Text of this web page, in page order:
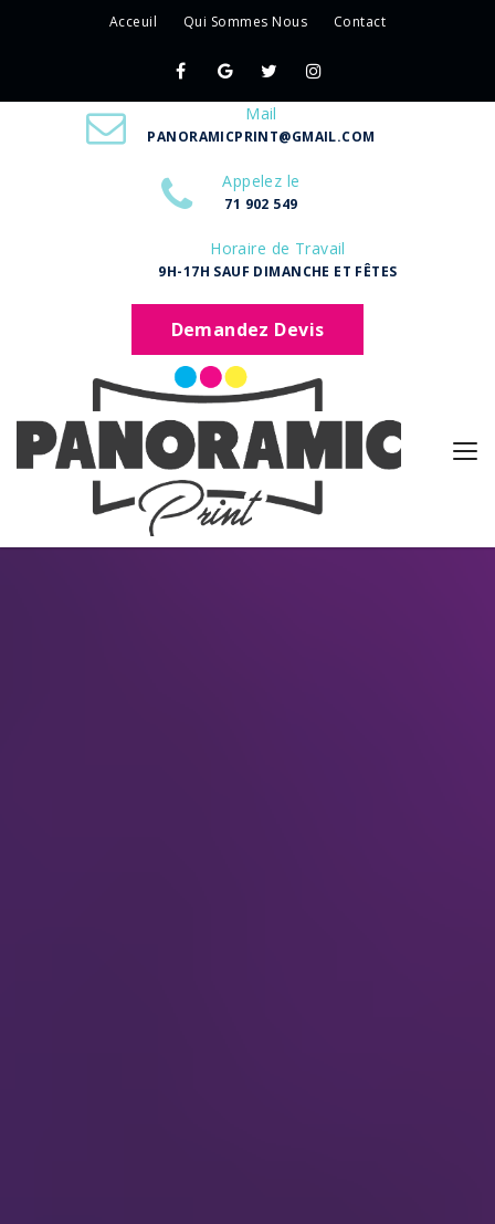
Acceuil Qui Sommes Nous Contact
Mail
PANORAMICPRINT@GMAIL.COM
Appelez le
71 902 549
Horaire de Travail
9H-17H SAUF DIMANCHE ET FÊTES
Demandez Devis